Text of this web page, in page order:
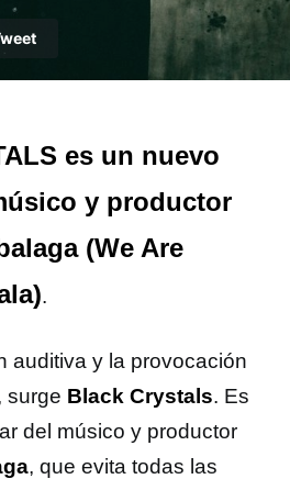
es un nuevo
y productor
(We Are
.
auditiva y la provocación
surge Black Crystals. Es
del músico y productor
, que evita todas las